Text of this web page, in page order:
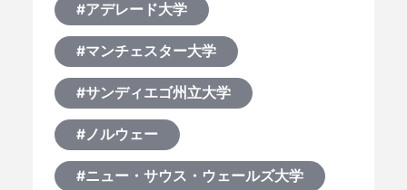
#アデレード大学
#マンチェスター大学
#サンディエゴ州立大学
#ノルウェー
#ニュー・サウス・ウェールズ大学